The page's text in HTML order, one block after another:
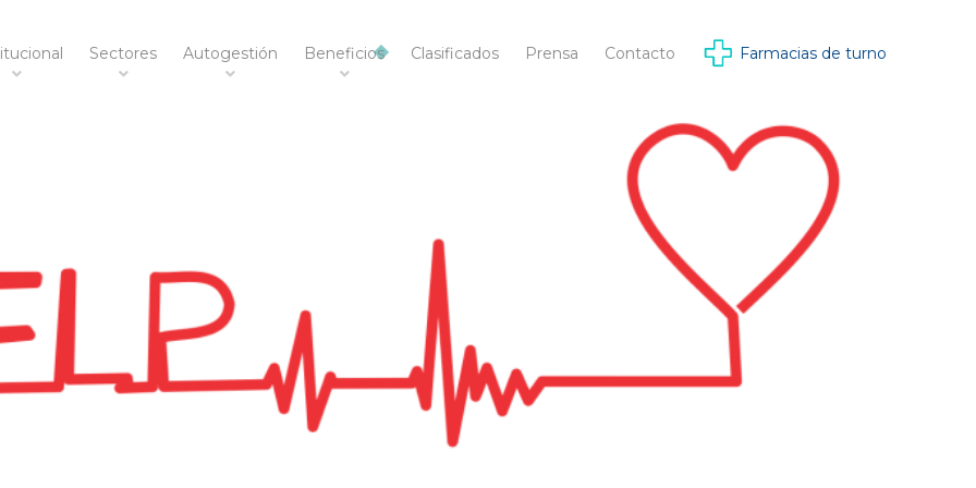
Sectores Autogestión Beneficios Clasificados Prensa Contacto Farmacias de turno